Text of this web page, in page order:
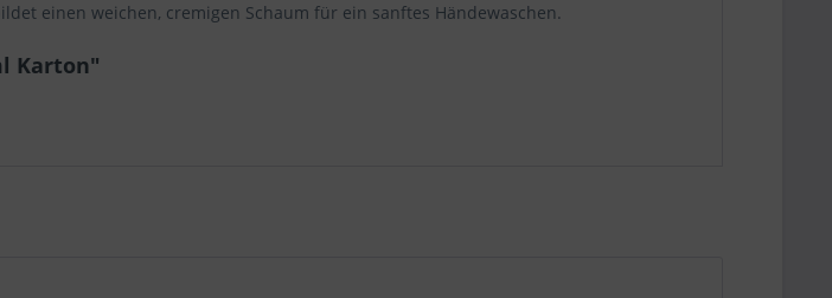
einen weichen, cremigen Schaum für ein sanftes Händewaschen.
Karton"